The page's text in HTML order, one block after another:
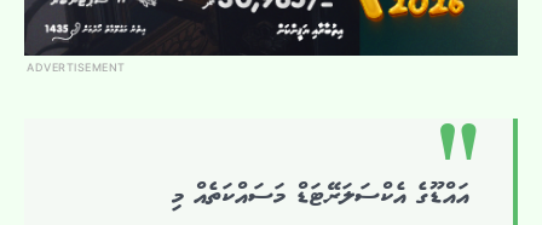
ADVERTISEMENT
އައްޑޫގެ އެކްސަލަރޭޓަޑް މަސައްކަތެއް މި